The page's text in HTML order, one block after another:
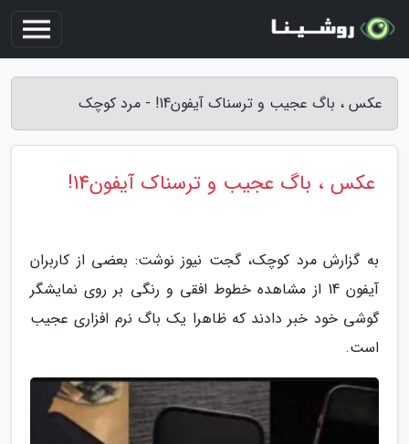
عکس ، باگ عجیب و ترسناک آیفون14! - مرد کوچک
عکس ، باگ عجیب و ترسناک آیفون14!
به گزارش مرد کوچک، گجت نیوز نوشت: بعضی از کاربران
آیفون 14 از مشاهده خطوط افقی و رنگی بر روی نمایشگر
گوشی خود خبر دادند که ظاهرا یک باگ نرم افزاری عجیب
است.